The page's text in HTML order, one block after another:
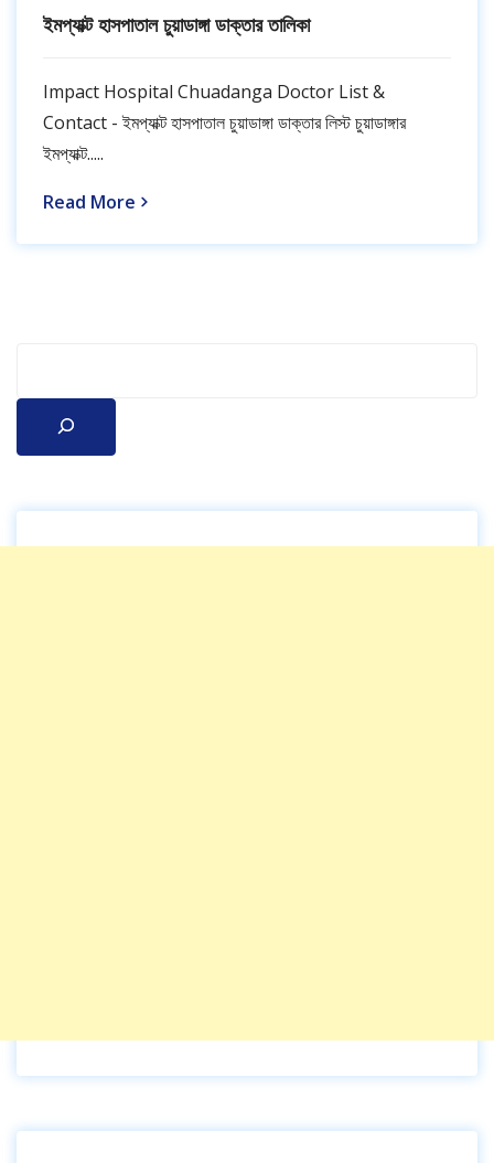
ইমপ্যাক্ট হাসপাতাল চুয়াডাঙ্গা ডাক্তার তালিকা
Impact Hospital Chuadanga Doctor List &
Contact - ইমপ্যাক্ট হাসপাতাল চুয়াডাঙ্গা ডাক্তার লিস্ট চুয়াডাঙ্গার
ইমপ্যাক্ট.....
Read More